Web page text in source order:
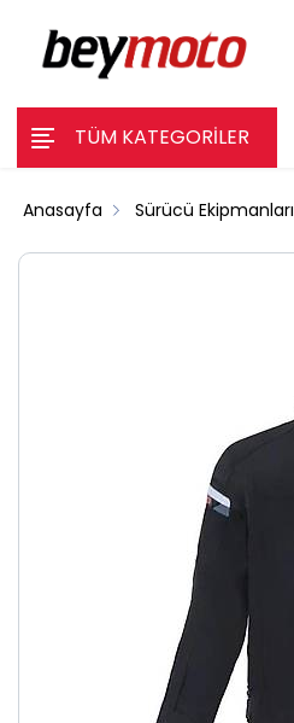
TÜM KATEGORİLER
Anasayfa Sürücü Ekipmanları